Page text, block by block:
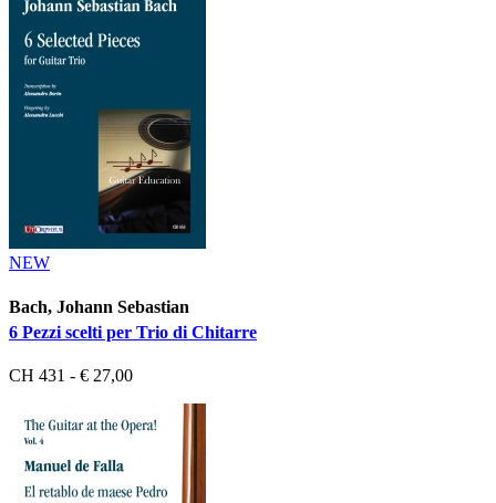
NEW
Bach, Johann Sebastian
6 Pezzi scelti per Trio di Chitarre
CH 431 - € 27,00